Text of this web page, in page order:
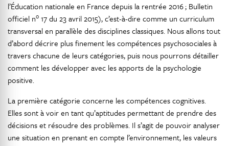
l’Éducation nationale en France depuis la rentrée 2016 ; Bulletin
officiel no 17 du 23 avril 2015), c’est-à-dire comme un curriculum
transversal en parallèle des disciplines classiques. Nous allons tout
d’abord décrire plus finement les compétences psychosociales à
travers chacune de leurs catégories, puis nous pourrons détailler
comment les développer avec les apports de la psychologie
positive.
La première catégorie concerne les compétences cognitives.
Elles sont à voir en tant qu’aptitudes permettant de prendre des
décisions et résoudre des problèmes. Il s’agit de pouvoir analyser
une situation en prenant en compte l’environnement, les valeurs